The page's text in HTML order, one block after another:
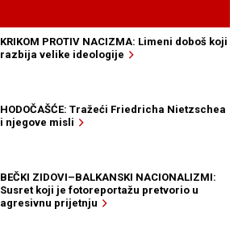
KRIKOM PROTIV NACIZMA: Limeni doboš koji
razbija velike ideologije
HODOČAŠĆE: Tražeći Friedricha Nietzschea
i njegove misli
BEČKI ZIDOVI–BALKANSKI NACIONALIZMI:
Susret koji je fotoreportažu pretvorio u
agresivnu prijetnju